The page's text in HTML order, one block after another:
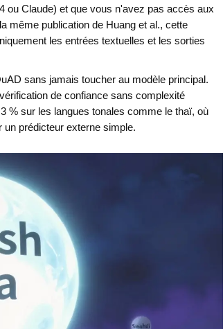
ou Claude) et que vous n'avez pas accès aux
même publication de Huang et al., cette
les entrées textuelles et les sorties
sans jamais toucher au modèle principal.
de confiance sans complexité
% sur les langues tonales comme le thaï, où
prédicteur externe simple.